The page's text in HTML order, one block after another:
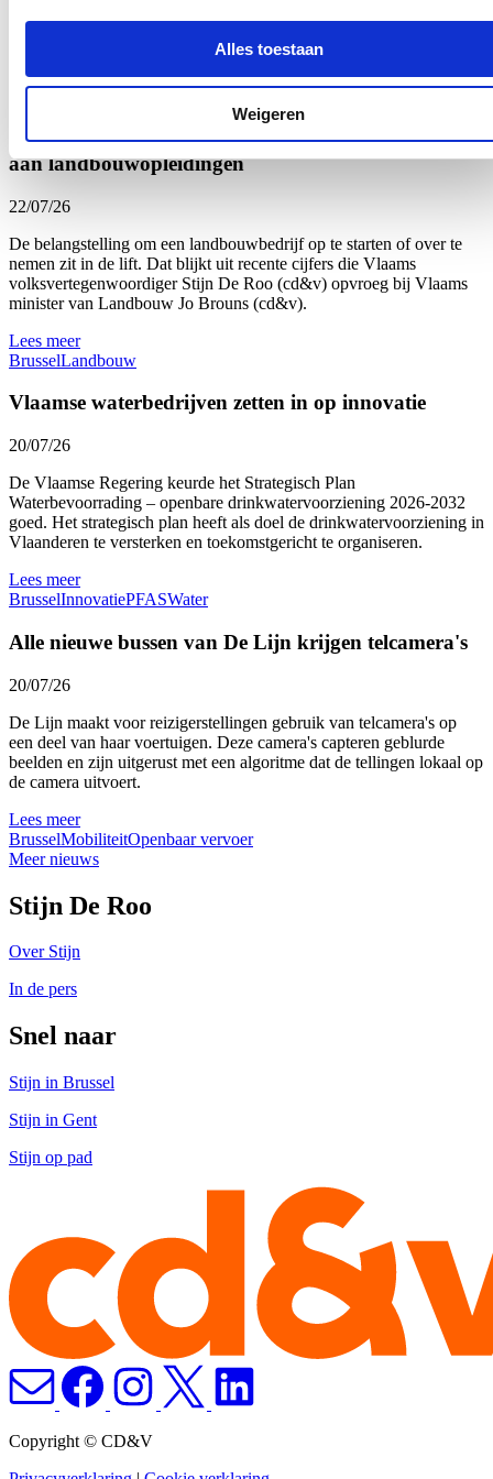
Alles toestaan
Weigeren
en om de integratie met andere vervoersmodi mogelijk te
maken. Ik blijf deze evoluties verder opvolgen.”
Nieuws
Interesse in landbouw neemt toe: meer deelnemers
aan landbouwopleidingen
22/07/26
De belangstelling om een landbouwbedrijf op te starten of over te
nemen zit in de lift. Dat blijkt uit recente cijfers die Vlaams
volksvertegenwoordiger Stijn De Roo (cd&v) opvroeg bij Vlaams
minister van Landbouw Jo Brouns (cd&v).
Lees meer
BrusselLandbouw
Vlaamse waterbedrijven zetten in op innovatie
20/07/26
De Vlaamse Regering keurde het Strategisch Plan
Waterbevoorrading – openbare drinkwatervoorziening 2026-2032
goed. Het strategisch plan heeft als doel de drinkwatervoorziening in
Vlaanderen te versterken en toekomstgericht te organiseren.
Lees meer
BrusselInnovatiePFASWater
Alle nieuwe bussen van De Lijn krijgen telcamera's
20/07/26
De Lijn maakt voor reizigerstellingen gebruik van telcamera's op
een deel van haar voertuigen. Deze camera's capteren geblurde
beelden en zijn uitgerust met een algoritme dat de tellingen lokaal op
de camera uitvoert.
Lees meer
BrusselMobiliteitOpenbaar vervoer
Meer nieuws
Stijn De Roo
Over Stijn
In de pers
Snel naar
Stijn in Brussel
Stijn in Gent
Stijn op pad
Copyright © CD&V